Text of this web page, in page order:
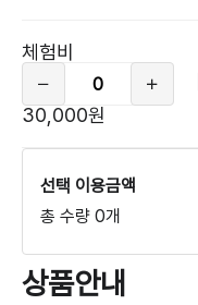
체험비
30,000원
선택 이용금액
총 수량 0개
상품안내